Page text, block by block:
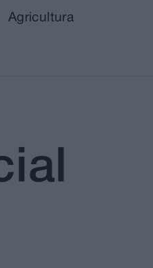
Agricultura